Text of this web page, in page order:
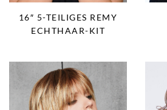
16″ 5-TEILIGES REMY
ECHTHAAR-KIT